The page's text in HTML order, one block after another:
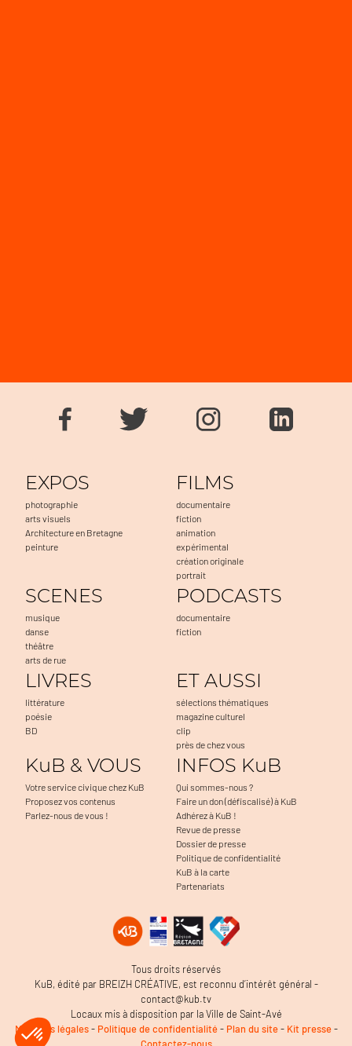
EXPOS
photographie
arts visuels
Architecture en Bretagne
peinture
FILMS
documentaire
fiction
animation
expérimental
création originale
portrait
SCENES
musique
danse
théâtre
arts de rue
PODCASTS
documentaire
fiction
LIVRES
littérature
poésie
BD
ET AUSSI
sélections thématiques
magazine culturel
clip
près de chez vous
KuB & VOUS
Votre service civique chez KuB
Proposez vos contenus
Parlez-nous de vous !
INFOS KuB
Qui sommes-nous ?
Faire un don (défiscalisé) à KuB
Adhérez à KuB !
Revue de presse
Dossier de presse
Politique de confidentialité
KuB à la carte
Partenariats
Tous droits réservés
KuB, édité par BREIZH CRÉATIVE, est reconnu d’intérêt général -
contact@kub.tv
Locaux mis à disposition par la Ville de Saint-Avé
Mentions légales- Politique de confidentialité- Plan du site- Kit presse-
détecter d'éventuels problèmes. C'est OK pour vous ?
Consentements certifiés par